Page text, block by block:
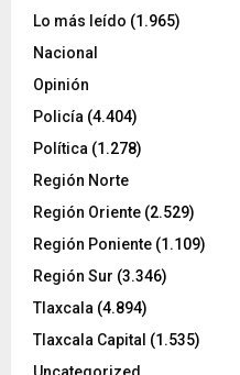
Lo más leído (1.965)
Nacional
Opinión
Policía (4.404)
Política (1.278)
Región Norte
Región Oriente (2.529)
Región Poniente (1.109)
Región Sur (3.346)
Tlaxcala (4.894)
Tlaxcala Capital (1.535)